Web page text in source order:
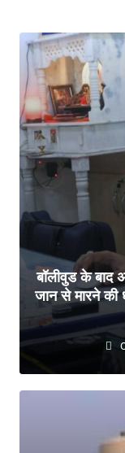
बॉलीवुड के बाद
जान से मारने की